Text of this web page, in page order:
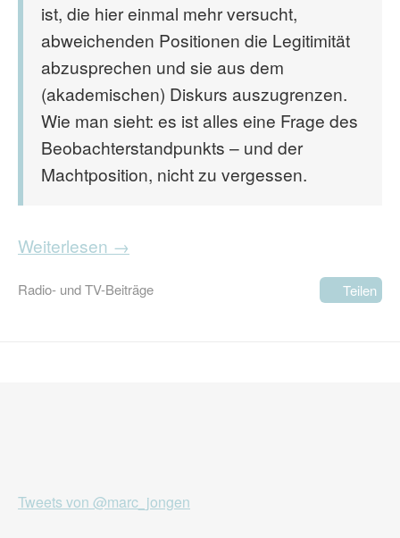
ist, die hier einmal mehr versucht,
abweichenden Positionen die Legitimität
abzusprechen und sie aus dem
(akademischen) Diskurs auszugrenzen.
Wie man sieht: es ist alles eine Frage des
Beobachterstandpunkts – und der
Machtposition, nicht zu vergessen.
Weiterlesen →
Radio- und TV-Beiträge Teilen
Tweets von @marc_jongen